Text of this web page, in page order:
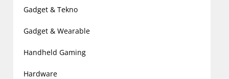
Gadget & Tekno
Gadget & Wearable
Handheld Gaming
Hardware